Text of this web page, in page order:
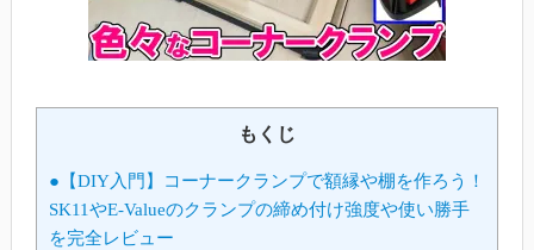
もくじ
●【DIY入門】コーナークランプで額縁や棚を作ろう！
SK11やE-Valueのクランプの締め付け強度や使い勝手
を完全レビュー